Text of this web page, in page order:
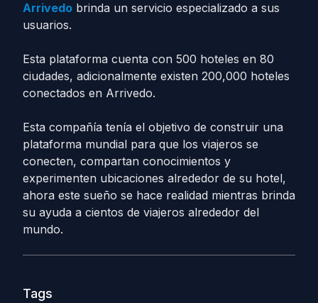
Arrivedo brinda un servicio especializado a sus
usuarios.
Esta plataforma cuenta con 500 hoteles en 80
ciudades, adicionalmente existen 200,000 hoteles
conectados en Arrivedo.
Esta compañía tenía el objetivo de construir una
plataforma mundial para que los viajeros se
conecten, compartan conocimientos y
experimenten ubicaciones alrededor de su hotel,
ahora este sueño se hace realidad mientras brinda
su ayuda a cientos de viajeros alrededor del
mundo.
Tags